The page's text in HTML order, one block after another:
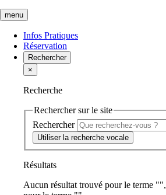
menu
Infos Pratiques
Réservation
Rechercher
×
Recherche
Rechercher sur le site
Rechercher
Utiliser la recherche vocale
Résultats
Aucun résultat trouvé pour le terme "